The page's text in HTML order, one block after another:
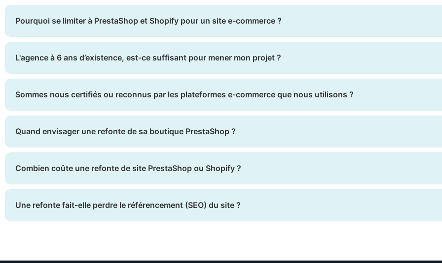
Pourquoi se limiter à PrestaShop et Shopify pour un site e-commerce ?
L'agence à 6 ans d’existence, est-ce suffisant pour mener mon projet ?
Sommes nous certifiés ou reconnus par les plateformes e-commerce que nous utilisons ?
Quand envisager une refonte de sa boutique PrestaShop ?
Combien coûte une refonte de site PrestaShop ou Shopify ?
Une refonte fait-elle perdre le référencement (SEO) du site ?